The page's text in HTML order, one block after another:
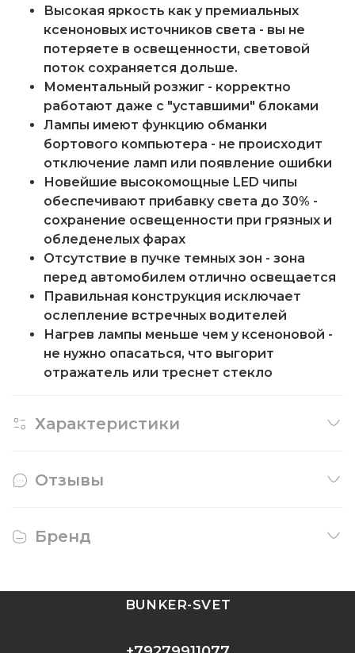
Высокая яркость как у премиальных
ксеноновых источников света - вы не
потеряете в освещенности, световой
поток сохраняется дольше.
Моментальный розжиг - корректно
работают даже с "уставшими" блоками
Лампы имеют функцию обманки
бортового компьютера - не происходит
отключение ламп или появление ошибки
Новейшие высокомощные LED чипы
обеспечивают прибавку света до 30% -
сохранение освещенности при грязных и
обледенелых фарах
Отсутствие в пучке темных зон - зона
перед автомобилем отлично освещается
Правильная конструкция исключает
ослепление встречных водителей
Нагрев лампы меньше чем у ксеноновой -
не нужно опасаться, что выгорит
отражатель или треснет стекло
Характеристики
Отзывы
Бренд
BUNKER-SVET